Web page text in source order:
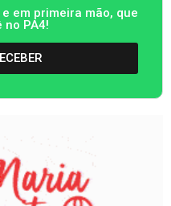
em primeira mão, que
no PA4!